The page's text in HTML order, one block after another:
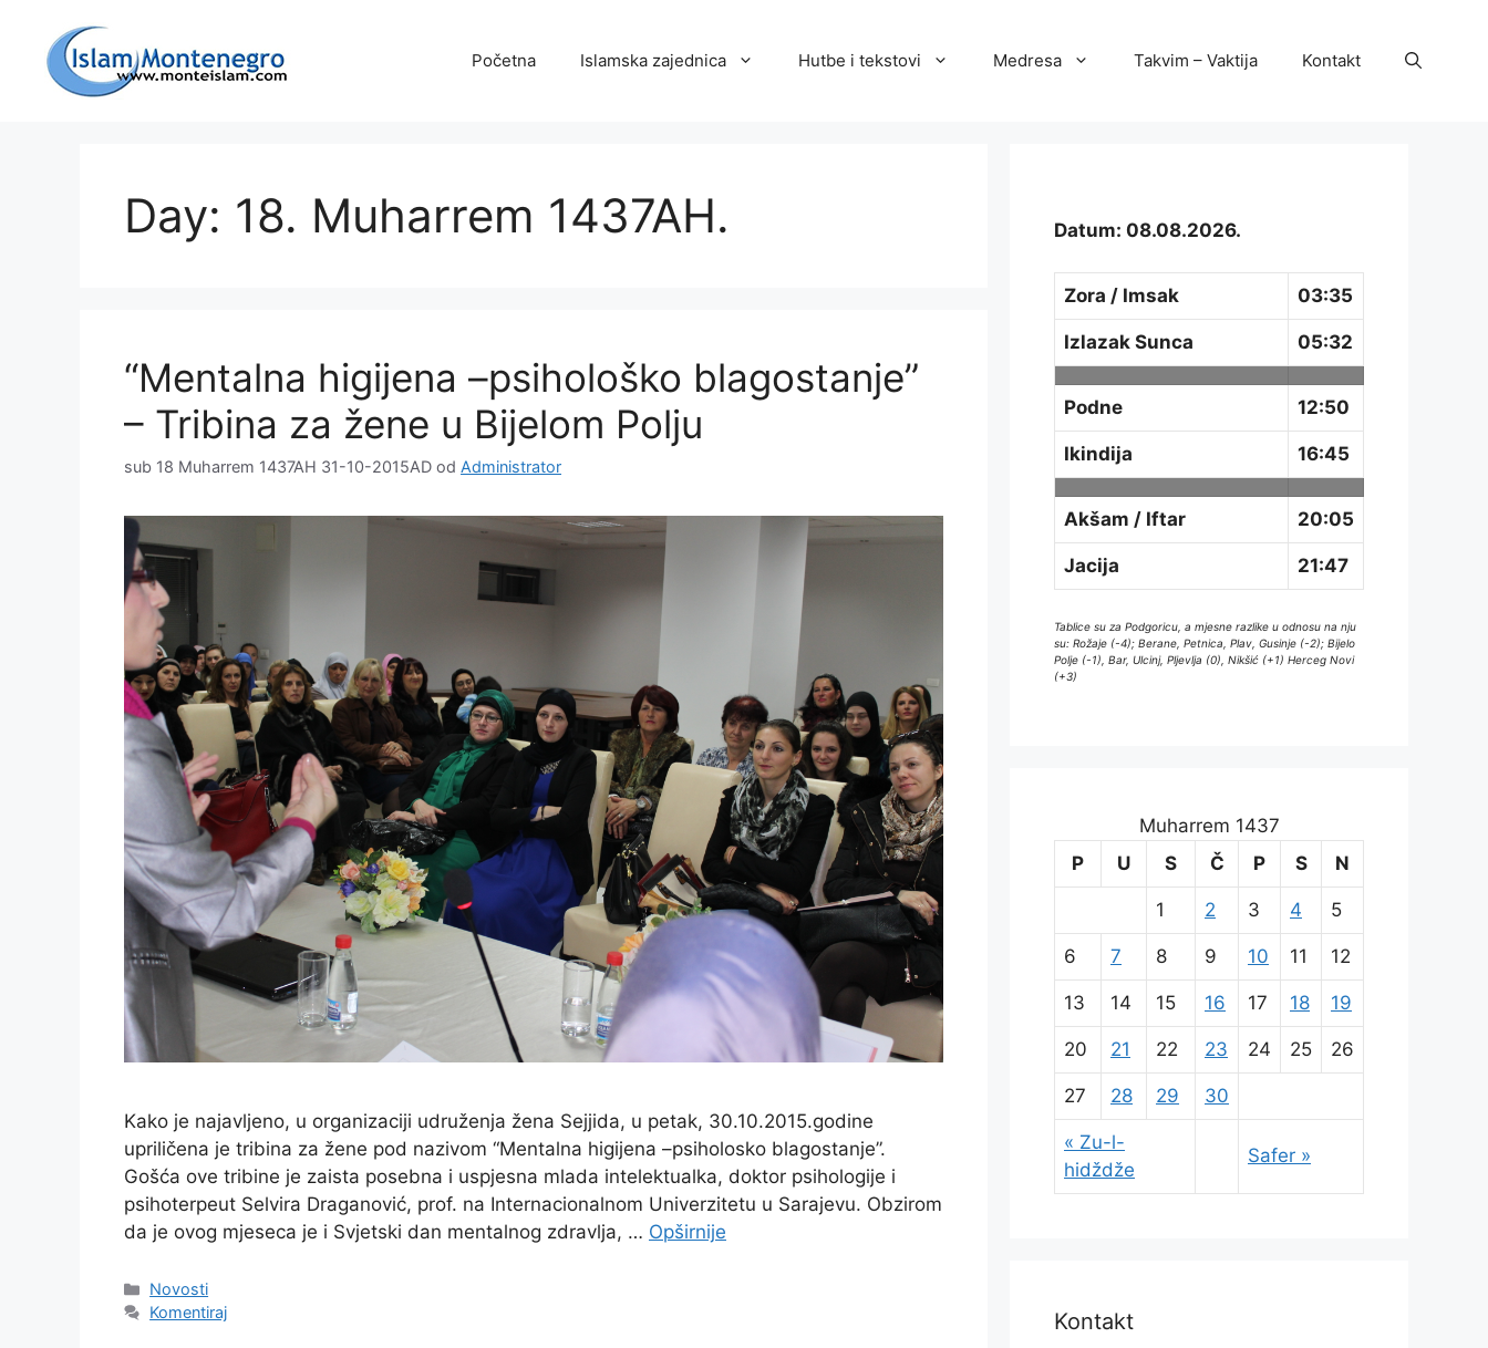
sadržaj
Početna Islamska zajednica Hutbe i tekstovi Medresa Takvim – Vaktija Kontakt
Day: 18. Muharrem 1437AH.
“Mentalna higijena –psihološko blagostanje”
– Tribina za žene u Bijelom Polju
sub 18 Muharrem 1437AH 31-10-2015AD od Administrator
Kako je najavljeno, u organizaciji udruženja žena Sejjida, u petak, 30.10.2015.godine
upriličena je tribina za žene pod nazivom “Mentalna higijena –psiholosko blagostanje”.
Gošća ove tribine je zaista posebna i uspjesna mlada intelektualka, doktor psihologije i
psihoterpeut Selvira Draganović, prof. na Internacionalnom Univerzitetu u Sarajevu. Obzirom
da je ovog mjeseca je i Svjetski dan mentalnog zdravlja, … Opširnije
Kategorije
Novosti
Komentiraj
Datum: 08.08.2026.
Zora / Imsak 03:35
Izlazak Sunca 05:32
Podne 12:50
Ikindija 16:45
Akšam / Iftar 20:05
Jacija 21:47
Tablice su za Podgoricu, a mjesne razlike u odnosu na nju
su: Rožaje (-4); Berane, Petnica, Plav, Gusinje (-2); Bijelo
Polje (-1), Bar, Ulcinj, Pljevlja (0), Nikšić (+1) Herceg Novi
(+3)
Muharrem 1437
P
U S Č P S N
« Zu-l-
hidždže
Safer »
1 2 3 4 5
6 7 8 9 10 11 12
13 14 15 16 17 18 19
20 21 22 23 24 25 26
27 28 29 30
Kontakt